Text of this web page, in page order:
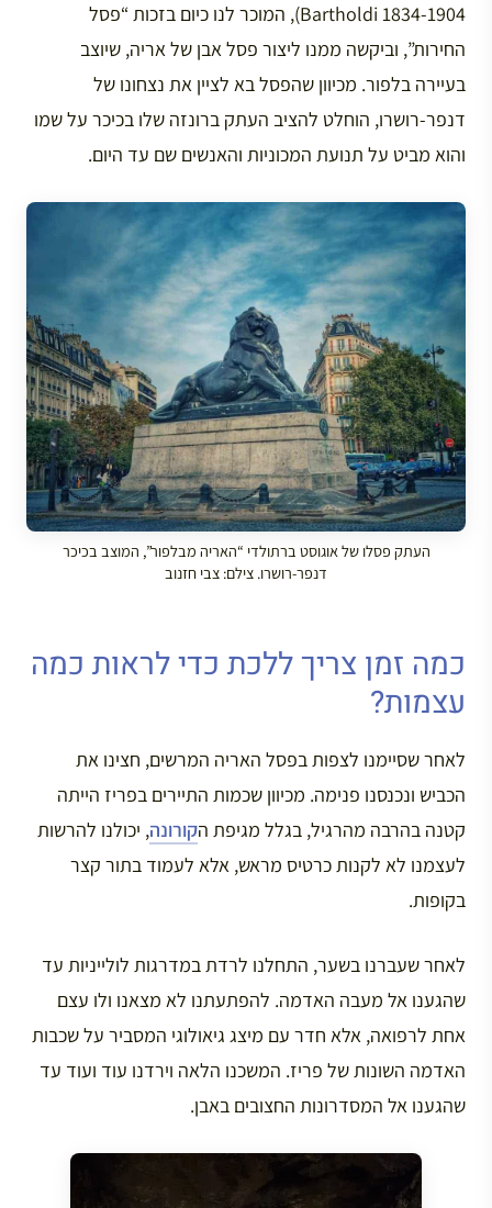
Bartholdi 1834-1904), המוכר לנו כיום בזכות “פסל
החירות”, וביקשה ממנו ליצור פסל אבן של אריה, שיוצב
בעיירה בלפור. מכיוון שהפסל בא לציין את נצחונו של
דנפר-רושרו, הוחלט להציב העתק ברונזה שלו בכיכר על שמו
והוא מביט על תנועת המכוניות והאנשים שם עד היום.
העתק פסלו של אוגוסט ברתולדי “האריה מבלפור”, המוצב בכיכר
דנפר-רושרו. צילם: צבי חזנוב
כמה זמן צריך ללכת כדי לראות כמה
עצמות?
לאחר שסיימנו לצפות בפסל האריה המרשים, חצינו את
הכביש ונכנסנו פנימה. מכיוון שכמות התיירים בפריז הייתה
קטנה בהרבה מהרגיל, בגלל מגיפת הקורונה, יכולנו להרשות
לעצמנו לא לקנות כרטיס מראש, אלא לעמוד בתור קצר
בקופות.
לאחר שעברנו בשער, התחלנו לרדת במדרגות לולייניות עד
שהגענו אל מעבה האדמה. להפתעתנו לא מצאנו ולו עצם
אחת לרפואה, אלא חדר עם מיצג גיאולוגי המסביר על שכבות
האדמה השונות של פריז. המשכנו הלאה וירדנו עוד ועוד עד
שהגענו אל המסדרונות החצובים באבן.